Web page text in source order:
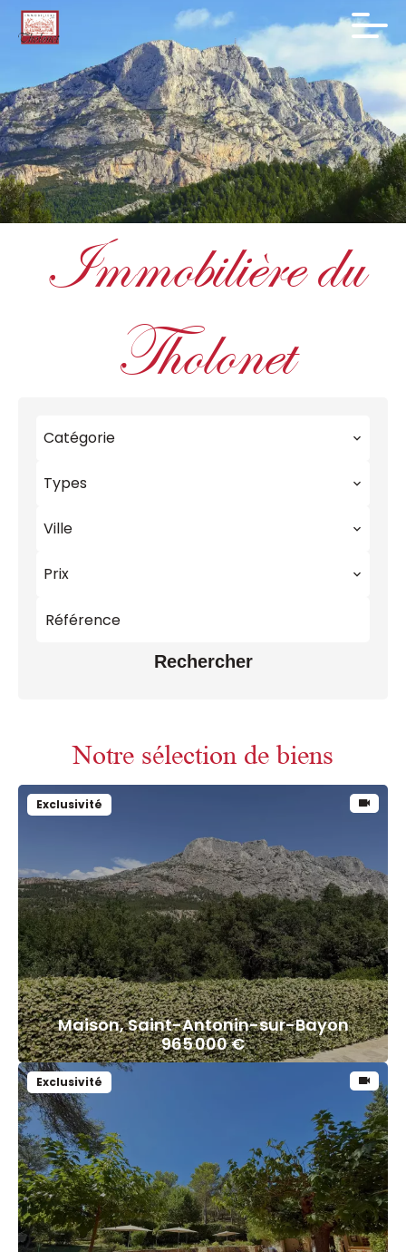
Immobilière du
Tholonet
Catégorie
Types
Ville
Prix
Rechercher
Notre sélection de biens
Maison, Saint-Antonin-sur-Bayon
965 000 €
Exclusivité
Exclusivité